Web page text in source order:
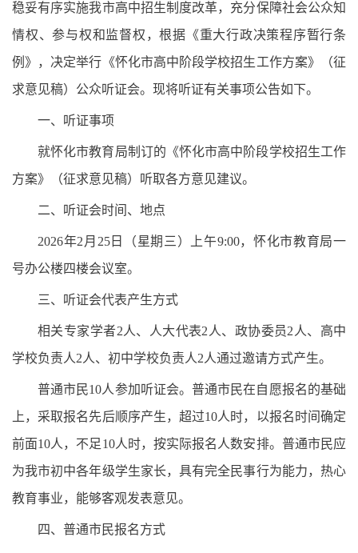
稳妥有序实施我市高中招生制度改革，充分保障社会公众知
情权、参与权和监督权，根据《重大行政决策程序暂行条
例》，决定举行《怀化市高中阶段学校招生工作方案》（征
求意见稿）公众听证会。现将听证有关事项公告如下。
一、听证事项
就怀化市教育局制订的《怀化市高中阶段学校招生工作
方案》（征求意见稿）听取各方意见建议。
二、听证会时间、地点
2026年2月25日（星期三）上午9:00，怀化市教育局一
号办公楼四楼会议室。
三、听证会代表产生方式
相关专家学者2人、人大代表2人、政协委员2人、高中
学校负责人2人、初中学校负责人2人通过邀请方式产生。
普通市民10人参加听证会。普通市民在自愿报名的基础
上，采取报名先后顺序产生，超过10人时，以报名时间确定
前面10人，不足10人时，按实际报名人数安排。普通市民应
为我市初中各年级学生家长，具有完全民事行为能力，热心
教育事业，能够客观发表意见。
四、普通市民报名方式